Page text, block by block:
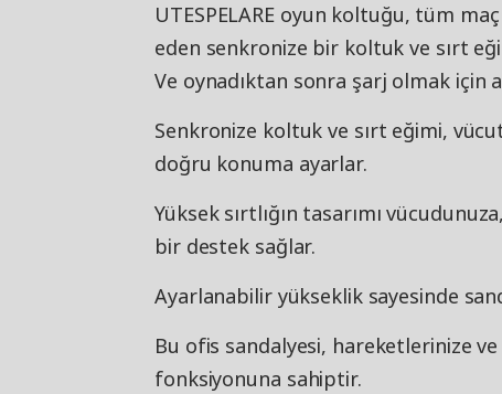
UTESPELARE oyun koltuğu, tüm
eden senkronize bir koltuk ve sırt
Ve oynadıktan sonra şarj olmak için
Senkronize koltuk ve sırt eğimi,
doğru konuma ayarlar.
Yüksek sırtlığın tasarımı
bir destek sağlar.
Ayarlanabilir yükseklik sayesinde
Bu ofis sandalyesi, hareketlerinize ve
fonksiyonuna sahiptir.